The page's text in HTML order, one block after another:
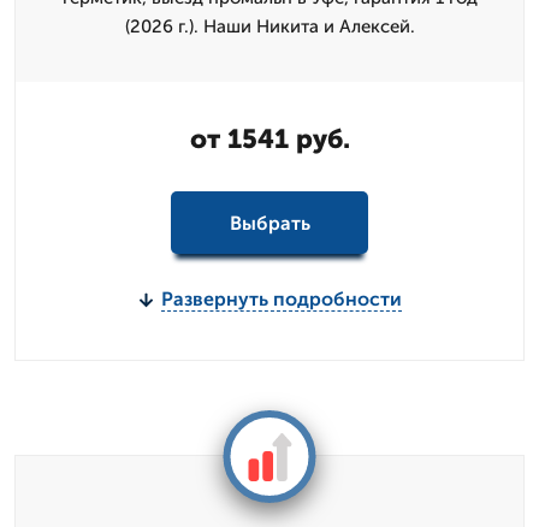
(2026 г.). Наши Никита и Алексей.
от 1541 руб.
Выбрать
Развернуть подробности